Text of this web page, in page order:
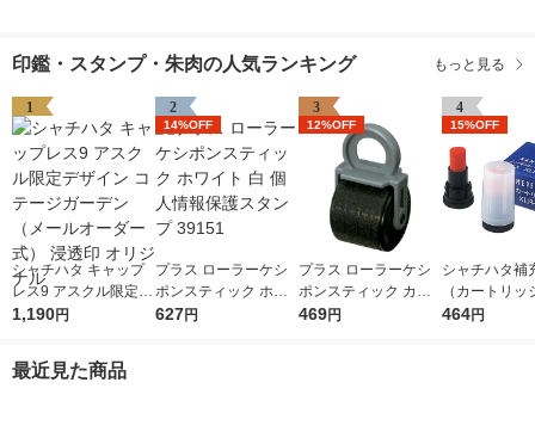
印鑑・スタンプ・朱肉の人気ランキング もっと見る
1
シャチハタ キャップ
レス9 アスクル限定デ
ザイン コテージガー
ル
1,190円
2
14%OFF
プラス ローラーケシ
ポンスティック ホワ
イト 白 個人情報保護
627円
3
12%OFF
プラス ローラーケシ
ポンスティック カー
トリッジ 個人情報保
469円
4
15%OFF
シャチハタ補
（カートリッ
ネーム・ネー
464円
最近見た商品